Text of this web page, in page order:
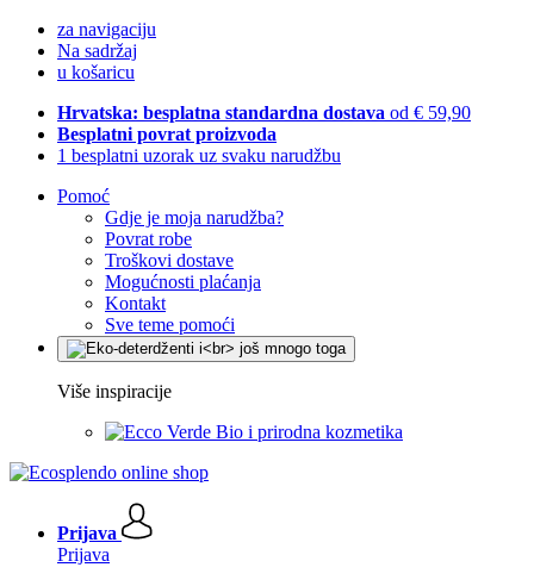
za navigaciju
Na sadržaj
u košaricu
Hrvatska: besplatna standardna dostava od € 59,90
Besplatni povrat proizvoda
1 besplatni uzorak uz svaku narudžbu
Pomoć
Gdje je moja narudžba?
Povrat robe
Troškovi dostave
Mogućnosti plaćanja
Kontakt
Sve teme pomoći
Više inspiracije
Bio i prirodna kozmetika
Prijava
Prijava